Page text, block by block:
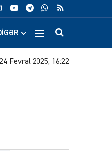
24 Fevral 2025, 16:22